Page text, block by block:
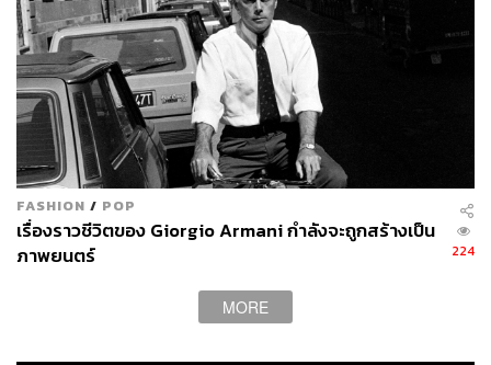
FASHION / POP
เรื่องราวชีวิตของ Giorgio Armani กำลังจะถูกสร้างเป็น
ภาพยนตร์
224
MORE